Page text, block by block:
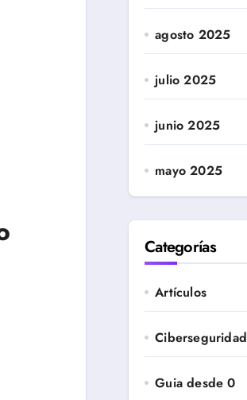
agosto 2025
julio 2025
junio 2025
mayo 2025
Categorías
Artículos
Ciberseguridad
Guia desde 0